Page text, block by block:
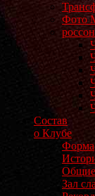
Фото
Состав
о Клубе
Форма
Общие
Зал